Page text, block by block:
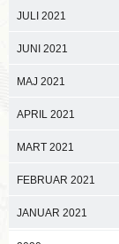
JULI 2021
JUNI 2021
MAJ 2021
APRIL 2021
MART 2021
FEBRUAR 2021
JANUAR 2021